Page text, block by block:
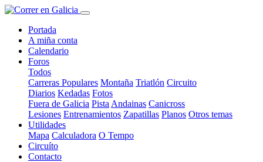
Portada
A miña conta
Calendario
Foros
Todos
Carreras Populares Montaña Triatlón Circuito
Diarios Kedadas Fotos
Fuera de Galicia Pista Andainas Canicross
Lesiones Entrenamientos Zapatillas Planos Otros temas
Utilidades
Mapa Calculadora O Tempo
Circuíto
Contacto